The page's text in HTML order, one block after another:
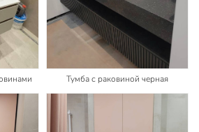
Тумба с раковиной черная